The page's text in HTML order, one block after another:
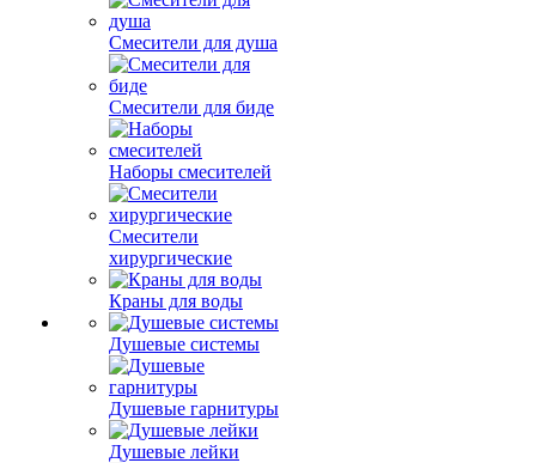
Смесители для душа
Смесители для биде
Наборы смесителей
Смесители
хирургические
Краны для воды
Душевые системы
Душевые гарнитуры
Душевые лейки